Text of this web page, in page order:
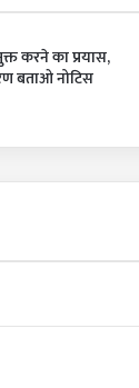
करने का प्रयास,
बताओ नोटिस